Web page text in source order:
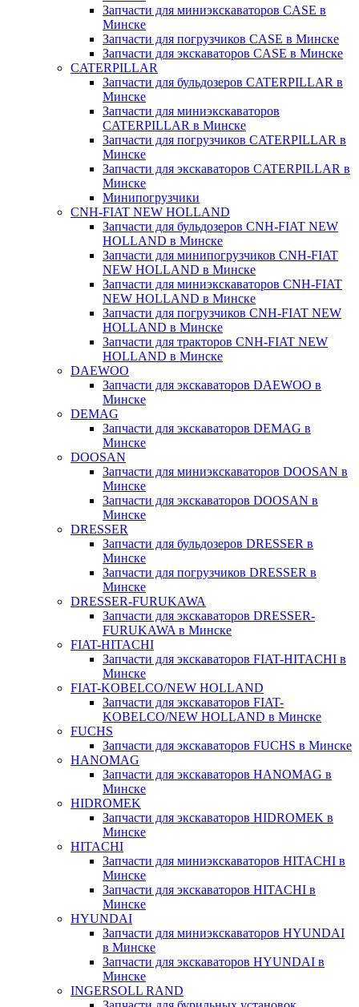
Запчасти для миниэкскаваторов CASE в
Минске
Запчасти для погрузчиков CASE в Минске
Запчасти для экскаваторов CASE в Минске
CATERPILLAR
Запчасти для бульдозеров CATERPILLAR в
Минске
Запчасти для миниэкскаваторов
CATERPILLAR в Минске
Запчасти для погрузчиков CATERPILLAR в
Минске
Запчасти для экскаваторов CATERPILLAR в
Минскe
Минипогрузчики
CNH-FIAT NEW HOLLAND
Запчасти для бульдозеров CNH-FIAT NEW
HOLLAND в Минске
Запчасти для минипогрузчиков CNH-FIAT
NEW HOLLAND в Минске
Запчасти для миниэкскаваторов CNH-FIAT
NEW HOLLAND в Минске
Запчасти для погрузчиков CNH-FIAT NEW
HOLLAND в Минске
Запчасти для тракторов CNH-FIAT NEW
HOLLAND в Минске
DAEWOO
Запчасти для экскаваторов DAEWOO в
Минске
DEMAG
Запчасти для экскаваторов DEMAG в
Минске
DOOSAN
Запчасти для миниэкскаваторов DOOSAN в
Минске
Запчасти для экскаваторов DOOSAN в
Минске
DRESSER
Запчасти для бульдозеров DRESSER в
Минске
Запчасти для погрузчиков DRESSER в
Минске
DRESSER-FURUKAWA
Запчасти для экскаваторов DRESSER-
FURUKAWA в Минске
FIAT-HITACHI
Запчасти для экскаваторов FIAT-HITACHI в
Минске
FIAT-KOBELCO/NEW HOLLAND
Запчасти для экскаваторов FIAT-
KOBELCO/NEW HOLLAND в Минске
FUCHS
Запчасти для экскаваторов FUCHS в Минске
HANOMAG
Запчасти для экскаваторов HANOMAG в
Минске
HIDROMEK
Запчасти для экскаваторов HIDROMEK в
Минске
HITACHI
Запчасти для миниэкскаваторов HITACHI в
Минске
Запчасти для экскаваторов HITACHI в
Минске
HYUNDAI
Запчасти для миниэкскаваторов HYUNDAI
в Минске
Запчасти для экскаваторов HYUNDAI в
Минске
INGERSOLL RAND